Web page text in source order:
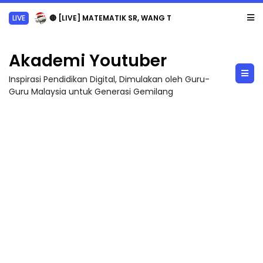
LIVE 🔴 [LIVE] MATEMATIK SR, WANG TAHUN 6 OLEH CIKGU ANITA #ALLINONE #141 #...
Akademi Youtuber
Inspirasi Pendidikan Digital, Dimulakan oleh Guru-
Guru Malaysia untuk Generasi Gemilang